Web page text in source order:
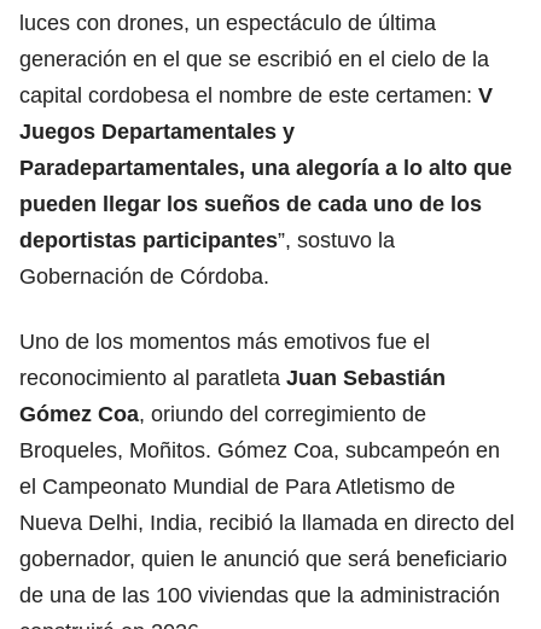
luces con drones, un espectáculo de última
generación en el que se escribió en el cielo de la
capital cordobesa el nombre de este certamen: V
Juegos Departamentales y
Paradepartamentales, una alegoría a lo alto que
pueden llegar los sueños de cada uno de los
deportistas participantes”, sostuvo la
Gobernación de Córdoba.
Uno de los momentos más emotivos fue el
reconocimiento al paratleta Juan Sebastián
Gómez Coa, oriundo del corregimiento de
Broqueles, Moñitos. Gómez Coa, subcampeón en
el Campeonato Mundial de Para Atletismo de
Nueva Delhi, India, recibió la llamada en directo del
gobernador, quien le anunció que será beneficiario
de una de las 100 viviendas que la administración